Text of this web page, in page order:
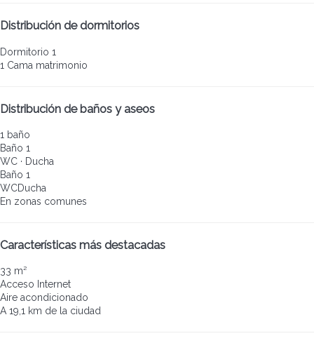
Distribución de dormitorios
Dormitorio 1
1 Cama matrimonio
Distribución de baños y aseos
1 baño
Baño 1
WC · Ducha
Baño 1
WCDucha
En zonas comunes
Características más destacadas
33 m²
Acceso Internet
Aire acondicionado
A 19,1 km de la ciudad